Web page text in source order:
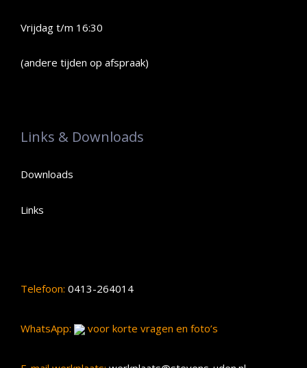
Vrijdag t/m 16:30
(andere tijden op afspraak)
Links & Downloads
Downloads
Links
Telefoon: 0413-264014
WhatsApp: voor korte vragen en foto’s